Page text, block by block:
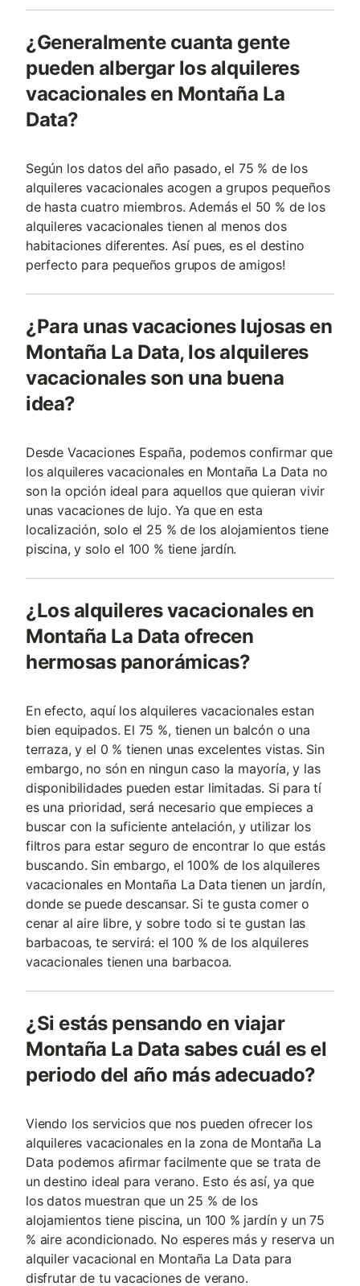
¿Generalmente cuanta gente
pueden albergar los alquileres
vacacionales en Montaña La
Data?
Según los datos del año pasado, el 75 % de los
alquileres vacacionales acogen a grupos pequeños
de hasta cuatro miembros. Además el 50 % de los
alquileres vacacionales tienen al menos dos
habitaciones diferentes. Así pues, es el destino
perfecto para pequeños grupos de amigos!
¿Para unas vacaciones lujosas en
Montaña La Data, los alquileres
vacacionales son una buena
idea?
Desde Vacaciones España, podemos confirmar que
los alquileres vacacionales en Montaña La Data no
son la opción ideal para aquellos que quieran vivir
unas vacaciones de lujo. Ya que en esta
localización, solo el 25 % de los alojamientos tiene
piscina, y solo el 100 % tiene jardín.
¿Los alquileres vacacionales en
Montaña La Data ofrecen
hermosas panorámicas?
En efecto, aquí los alquileres vacacionales estan
bien equipados. El 75 %, tienen un balcón o una
terraza, y el 0 % tienen unas excelentes vistas. Sin
embargo, no són en ningun caso la mayoría, y las
disponibilidades pueden estar limitadas. Si para tí
es una prioridad, será necesario que empieces a
buscar con la suficiente antelación, y utilizar los
filtros para estar seguro de encontrar lo que estás
buscando. Sin embargo, el 100% de los alquileres
vacacionales en Montaña La Data tienen un jardín,
donde se puede descansar. Si te gusta comer o
cenar al aire libre, y sobre todo si te gustan las
barbacoas, te servirá: el 100 % de los alquileres
vacacionales tienen una barbacoa.
¿Si estás pensando en viajar
Montaña La Data sabes cuál es el
periodo del año más adecuado?
Viendo los servicios que nos pueden ofrecer los
alquileres vacacionales en la zona de Montaña La
Data podemos afirmar facilmente que se trata de
un destino ideal para verano. Esto és así, ya que
los datos muestran que un 25 % de los
alojamientos tiene piscina, un 100 % jardín y un 75
% aire acondicionado. No esperes más y reserva un
alquiler vacacional en Montaña La Data para
disfrutar de tu vacaciones de verano.